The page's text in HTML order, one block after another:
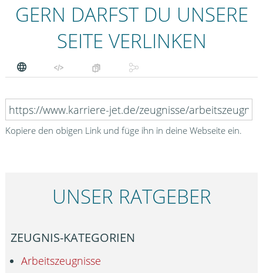
GERN DARFST DU UNSERE
SEITE VERLINKEN
Kopiere den obigen Link und füge ihn in deine Webseite ein.
UNSER RATGEBER
ZEUGNIS-KATEGORIEN
Arbeitszeugnisse